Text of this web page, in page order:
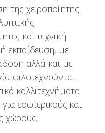
της χειροποίητης
και τεχνική
εκπαίδευση, με
αλλά και με
φιλοτεχνούνται
καλλιτεχνήματα
εσωτερικούς και
χώρους.